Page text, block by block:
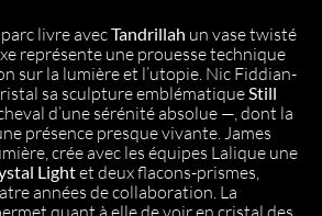
livre avecTandrillah un vase twisté
représente une prouesse technique
sur la lumière et l’utopie. Nic Fiddian-
sa sculpture emblématiqueStill
d’une sérénité absolue —, dont la
présence presque vivante. James
crée avec les équipes Lalique une
Lightet deux flacons-prismes,
années de collaboration. La
quant à elle de voir en cristal des